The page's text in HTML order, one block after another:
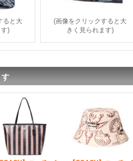
ると大
)
(画像をクリックすると大
きく見られます)
す